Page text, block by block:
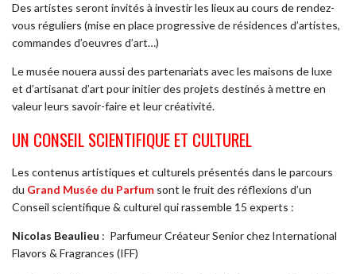
Des artistes seront invités à investir les lieux au cours de rendez-
vous réguliers (mise en place progressive de résidences d’artistes,
commandes d’oeuvres d’art…)
Le musée nouera aussi des partenariats avec les maisons de luxe
et d’artisanat d’art pour initier des projets destinés à mettre en
valeur leurs savoir-faire et leur créativité.
UN CONSEIL SCIENTIFIQUE ET CULTUREL
Les contenus artistiques et culturels présentés dans le parcours
du Grand Musée du Parfum sont le fruit des réflexions d’un
Conseil scientifique & culturel qui rassemble 15 experts :
Nicolas Beaulieu : Parfumeur Créateur Senior chez International
Flavors & Fragrances (IFF)